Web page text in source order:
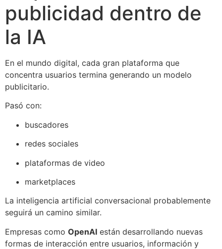
publicidad dentro de
la IA
En el mundo digital, cada gran plataforma que
concentra usuarios termina generando un modelo
publicitario.
Pasó con:
buscadores
redes sociales
plataformas de video
marketplaces
La inteligencia artificial conversacional probablemente
seguirá un camino similar.
Empresas como OpenAI están desarrollando nuevas
formas de interacción entre usuarios, información y